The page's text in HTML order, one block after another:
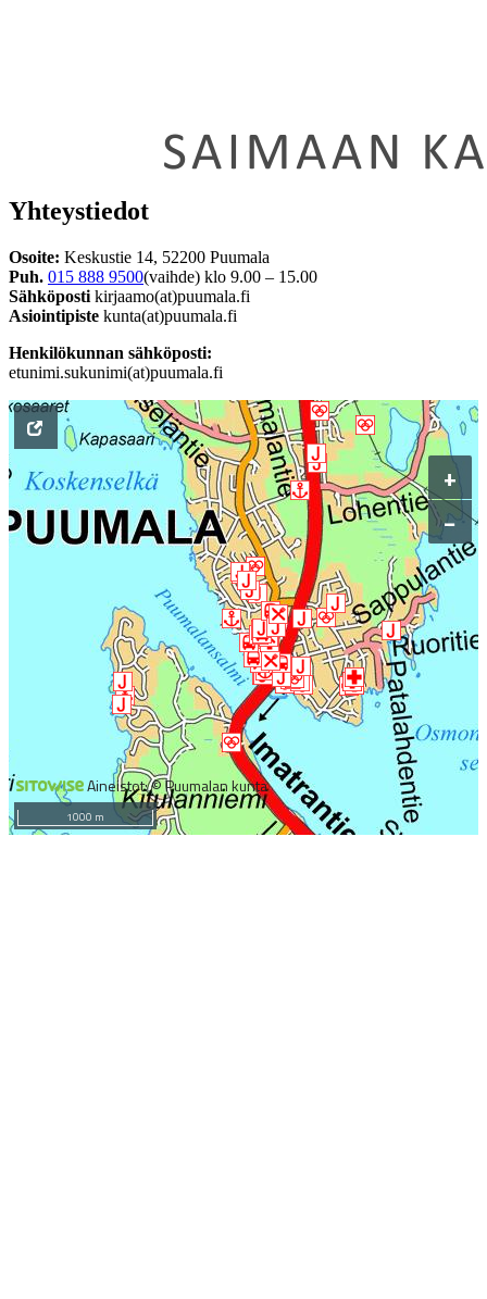
Yhteystiedot
Osoite: Keskustie 14, 52200 Puumala
Puh. 015 888 9500(vaihde) klo 9.00 – 15.00
Sähköposti kirjaamo(at)puumala.fi
Asiointipiste kunta(at)puumala.fi
Henkilökunnan sähköposti:
etunimi.sukunimi(at)puumala.fi